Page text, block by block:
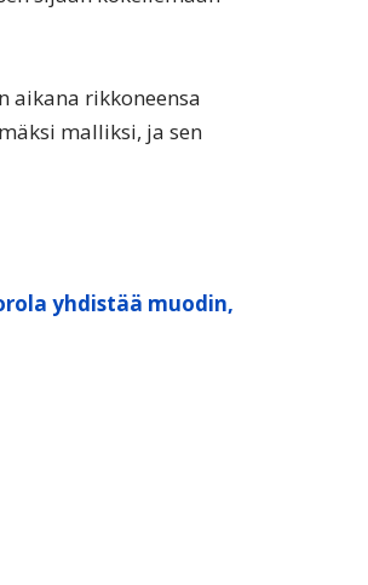
aikana rikkoneensa
malliksi, ja sen
yhdistää muodin,